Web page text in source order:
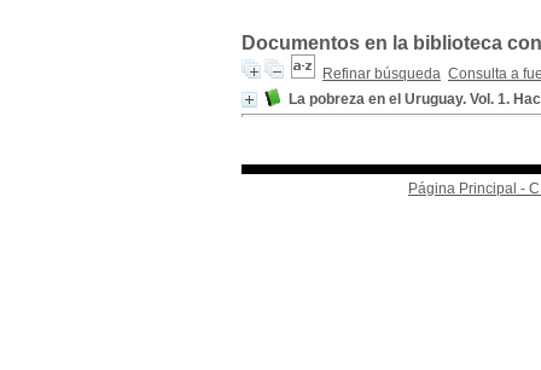
Documentos en la biblioteca
Refinar búsqueda Consulta a
La pobreza en el Uruguay. Vol. 1.
Página Principal -